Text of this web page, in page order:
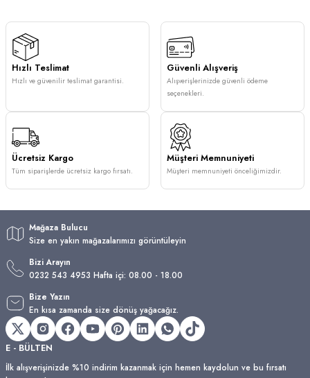
Hızlı Teslimat
Hızlı ve güvenilir teslimat garantisi.
Güvenli Alışveriş
Alışverişlerinizde güvenli ödeme
seçenekleri.
Ücretsiz Kargo
Tüm siparişlerde ücretsiz kargo fırsatı.
Müşteri Memnuniyeti
Müşteri memnuniyeti önceliğimizdir.
Mağaza Bulucu
Size en yakın mağazalarımızı görüntüleyin
Bizi Arayın
0232 543 4953 Hafta içi: 08.00 - 18.00
Bize Yazın
En kısa zamanda size dönüş yağacağız.
E - BÜLTEN
İlk alışverişinizde %10 indirim kazanmak için hemen kaydolun ve bu fırsatı